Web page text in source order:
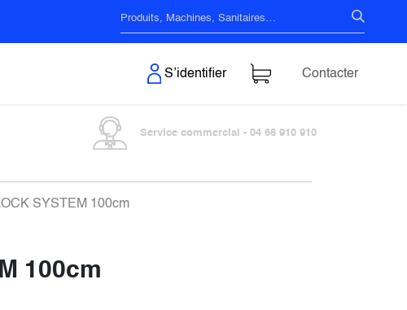
S’identifier Contacter
Service commercial - 04 66 910 910
SYSTEM 100cm
100cm